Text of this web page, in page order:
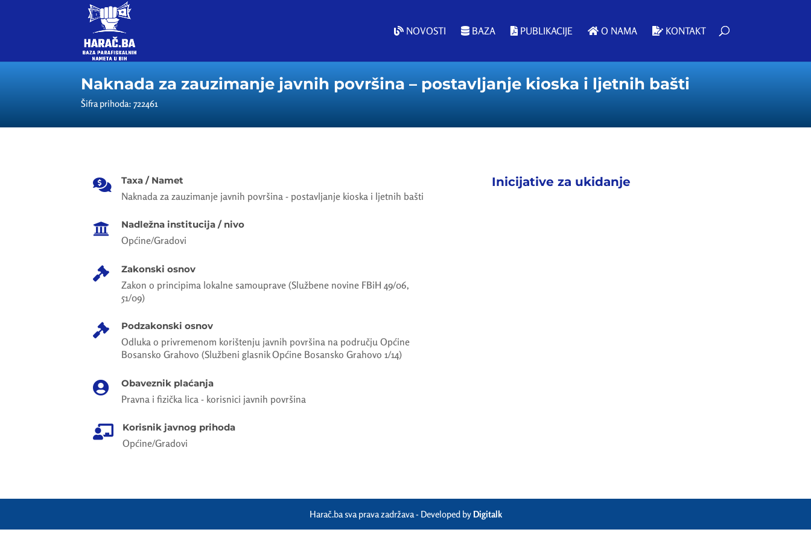
NOVOSTI BAZA PUBLIKACIJE O NAMA KONTAKT
Naknada za zauzimanje javnih površina – postavljanje kioska i ljetnih bašti
Šifra prihoda: 722461
 Taxa / Namet
Naknada za zauzimanje javnih površina - postavljanje kioska i ljetnih bašti
 Nadležna institucija / nivo
Općine/Gradovi
 Zakonski osnov
Zakon o principima lokalne samouprave (Službene novine FBiH 49/06,
51/09)
 Podzakonski osnov
Odluka o privremenom korištenju javnih površina na području Općine
Bosansko Grahovo (Službeni glasnik Općine Bosansko Grahovo 1/14)
 Obaveznik plaćanja
Pravna i fizička lica - korisnici javnih površina
 Korisnik javnog prihoda
Općine/Gradovi
Inicijative za ukidanje
Harač.ba sva prava zadržava - Developed byDigitalk